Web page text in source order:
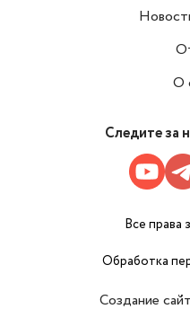
О
Следите за
Все права
Обработка
Создание